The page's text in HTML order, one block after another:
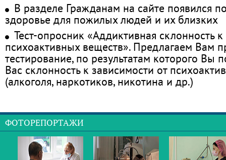
В разделе Гражданам на сайте появился
здоровье для пожилых людей и их близких
Тест-опросник «Аддиктивная склонность
психоактивных веществ». Предлагаем Вам
тестирование, по результатам которого Вы
Вас склонность к зависимости от
(алкоголя, наркотиков, никотина и др.)
ФОТОРЕПОРТАЖИ